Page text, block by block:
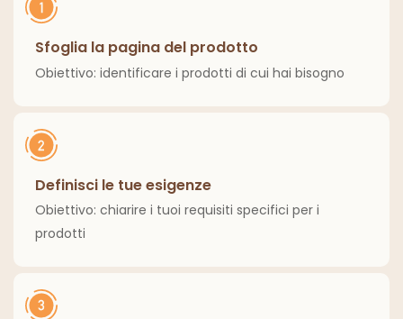
Sfoglia la pagina del prodotto
Obiettivo: identificare i prodotti di cui hai bisogno
Definisci le tue esigenze
Obiettivo: chiarire i tuoi requisiti specifici per i
prodotti